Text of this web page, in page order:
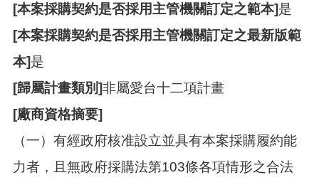
[本案採購契約是否採用主管機關訂定之範本]是
[本案採購契約是否採用主管機關訂定之最新版範
本]是
[歸屬計畫類別]非屬愛台十二項計畫
[廠商資格摘要]
（一）有經政府核准設立並具有本案採購履約能
力者，且無政府採購法第103條各項情形之合法